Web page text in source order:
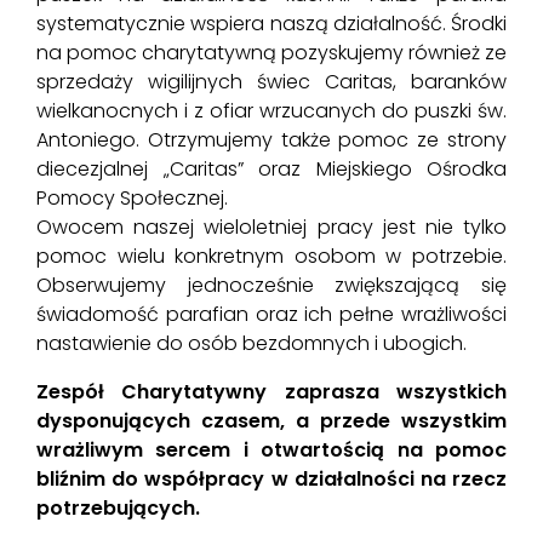
systematycznie wspiera naszą działalność. Środki
na pomoc charytatywną pozyskujemy również ze
sprzedaży wigilijnych świec Caritas, baranków
wielkanocnych i z ofiar wrzucanych do puszki św.
Antoniego. Otrzymujemy także pomoc ze strony
diecezjalnej „Caritas” oraz Miejskiego Ośrodka
Pomocy Społecznej.
Owocem naszej wieloletniej pracy jest nie tylko
pomoc wielu konkretnym osobom w potrzebie.
Obserwujemy jednocześnie zwiększającą się
świadomość parafian oraz ich pełne wrażliwości
nastawienie do osób bezdomnych i ubogich.
Zespół Charytatywny zaprasza wszystkich
dysponujących czasem, a przede wszystkim
wrażliwym sercem i otwartością na pomoc
bliźnim do współpracy w działalności na rzecz
potrzebujących.